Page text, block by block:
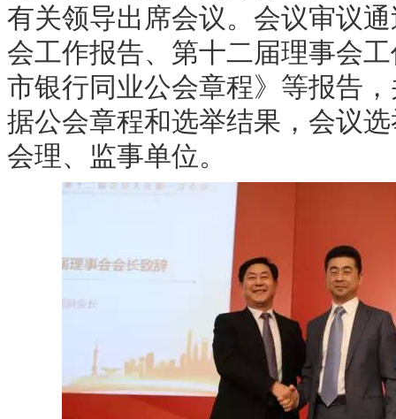
有关领导出席会议。会议审议
会工作报告、第十二届理事会
市银行同业公会章程》等报告
据公会章程和选举结果，会议
会理、监事单位。